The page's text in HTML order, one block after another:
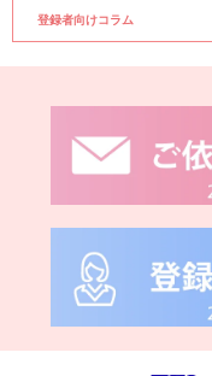
登録者向けコラム